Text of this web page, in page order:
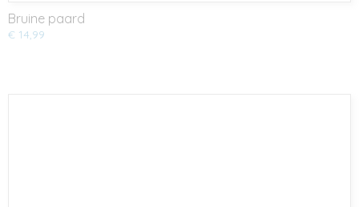
Bruine paard
€ 14,99